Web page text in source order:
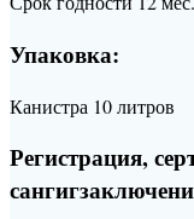
Упаковка:
Канистра 10 литров
Регистрация,